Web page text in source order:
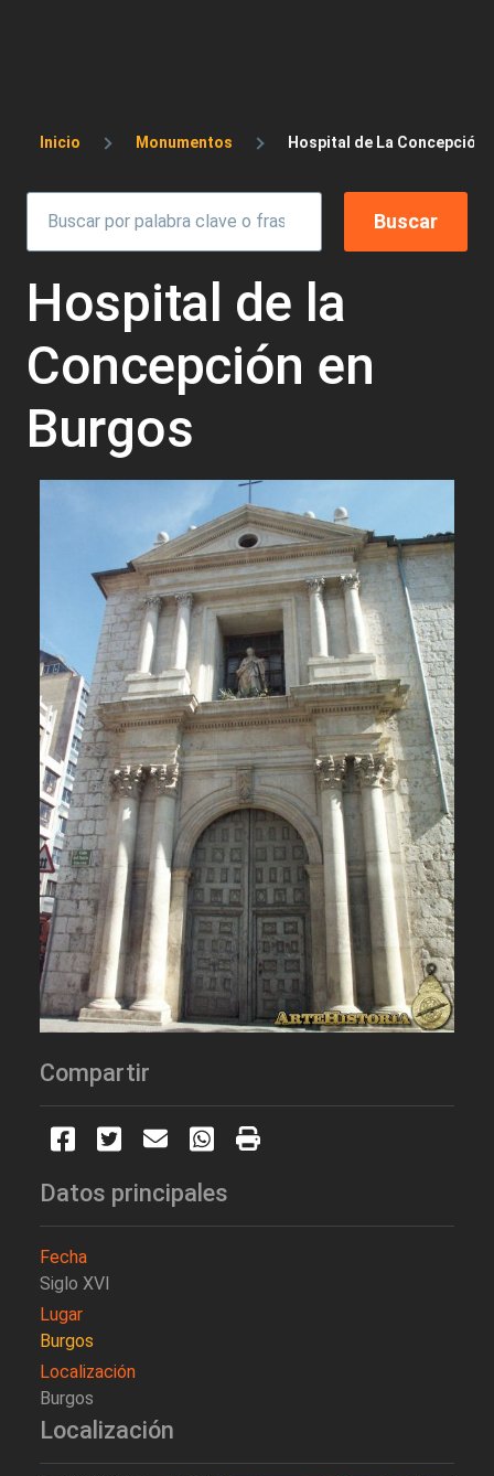
Sobrescribir enlaces de ayuda a la
Inicio Monumentos Hospital de La Concepción
Hospital de la
Concepción en
Burgos
Compartir
Datos principales
Fecha
Siglo XVI
Lugar
Burgos
Localización
Burgos
Localización